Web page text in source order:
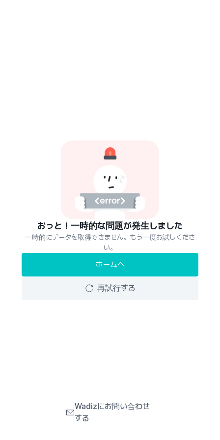
おっと！一時的な問題が発生しました
一時的にデータを取得できません。もう一度お試しくださ
い。
ホームへ
再試行する
Wadizにお問い合わせ
する